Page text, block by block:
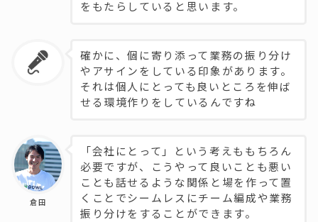
をもたらしていると思います。
確かに、個に寄り添って業務の振り分け
やアサインをしている印象があります。
それは個人にとっても良いところを伸ば
せる環境作りをしているんですね
倉田
「会社にとって」という考えももちろん
必要ですが、こうやって良いことも悪い
ことも話せるような関係と場を作って置
くことでシームレスにチーム編成や業務
振り分けをすることができます。